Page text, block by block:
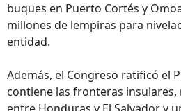
buques en Puerto Cortés y
millones de lempiras para
entidad.
Además, el Congreso ratificó el
contiene las fronteras